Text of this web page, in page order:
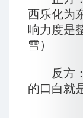
西乐化为
响力度是
雪）
反方：
的口白就